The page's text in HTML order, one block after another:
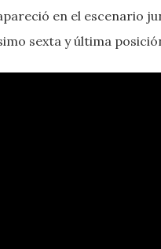
en el escenario
sexta y última